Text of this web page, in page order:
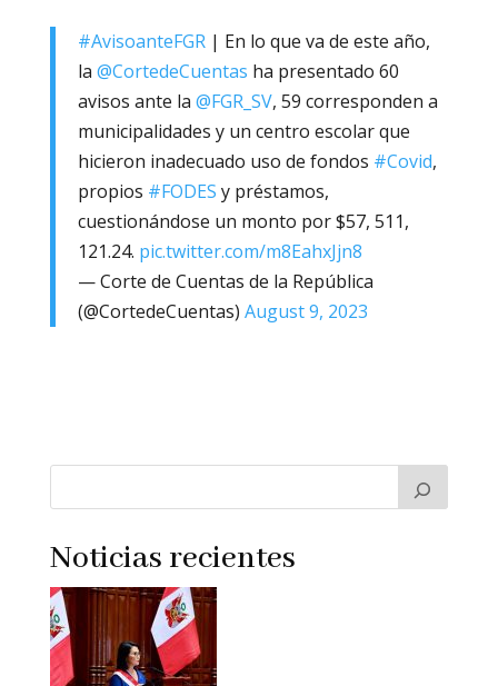
#AvisoanteFGR| En lo que va de este año,
la @CortedeCuentas ha presentado 60
avisos ante la @FGR_SV, 59 corresponden a
municipalidades y un centro escolar que
hicieron inadecuado uso de fondos #Covid,
propios #FODES y préstamos,
cuestionándose un monto por $57, 511,
121.24. pic.twitter.com/m8EahxJjn8
— Corte de Cuentas de la República
(@CortedeCuentas) August 9, 2023
Noticias recientes